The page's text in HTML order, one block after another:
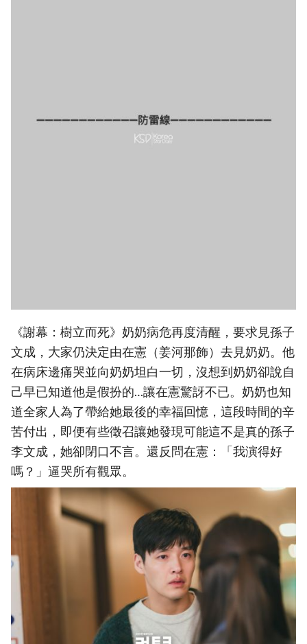
《謝幕：樹立而死》奶奶病危再度清醒，要求見孫子
文成，大家仍決定由在憲（姜河那飾）去見奶奶。他
在病床邊痛哭並向奶奶坦白一切，沒想到奶奶卻說自
己早已知道他是假扮的…讓在憲驚訝不已。奶奶也知
道全家人為了帶給她最後的幸福回憶，這段時間的辛
苦付出，即便有些徵召讓她發現可能這不是真的孫子
李文成，她卻閉口不言。還反問在憲：「我演得好
嗎？」逼哭所有觀眾。